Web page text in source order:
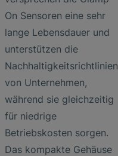
On Sensoren eine sehr
lange Lebensdauer und
unterstützen die
Nachhaltigkeitsrichtlinien
von Unternehmen,
während sie gleichzeitig
für niedrige
Betriebskosten sorgen.
Das kompakte Gehäuse